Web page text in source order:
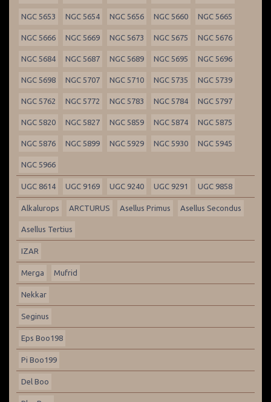
NGC 5653 NGC 5654 NGC 5656 NGC 5660 NGC 5665
NGC 5666 NGC 5669 NGC 5673 NGC 5675 NGC 5676
NGC 5684 NGC 5687 NGC 5689 NGC 5695 NGC 5696
NGC 5698 NGC 5707 NGC 5710 NGC 5735 NGC 5739
NGC 5762 NGC 5772 NGC 5783 NGC 5784 NGC 5797
NGC 5820 NGC 5827 NGC 5859 NGC 5874 NGC 5875
NGC 5876 NGC 5899 NGC 5929 NGC 5930 NGC 5945
NGC 5966
UGC 8614 UGC 9169 UGC 9240 UGC 9291 UGC 9858
Alkalurops ARCTURUS Asellus Primus Asellus Secondus
Asellus Tertius
IZAR
Merga Mufrid
Nekkar
Seginus
Eps Boo198
Pi Boo199
Del Boo